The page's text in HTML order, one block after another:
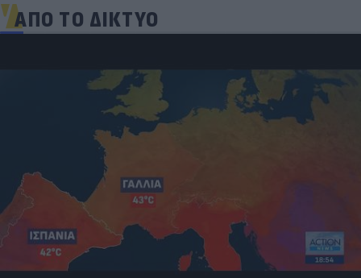
ΑΠΟ ΤΟ ΔΙΚΤΥΟ